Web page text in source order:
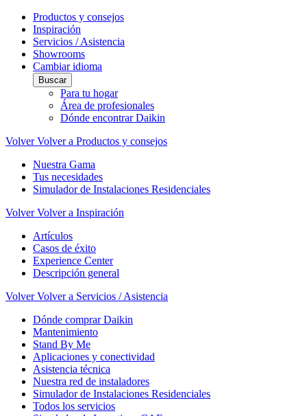
Productos y consejos
Inspiración
Servicios / Asistencia
Showrooms
Cambiar idioma
Buscar
Para tu hogar
Área de profesionales
Dónde encontrar Daikin
Volver Volver a Productos y consejos
Nuestra Gama
Tus necesidades
Simulador de Instalaciones Residenciales
Volver Volver a Inspiración
Artículos
Casos de éxito
Experience Center
Descripción general
Volver Volver a Servicios / Asistencia
Dónde comprar Daikin
Mantenimiento
Stand By Me
Aplicaciones y conectividad
Asistencia técnica
Nuestra red de instaladores
Simulador de Instalaciones Residenciales
Todos los servicios